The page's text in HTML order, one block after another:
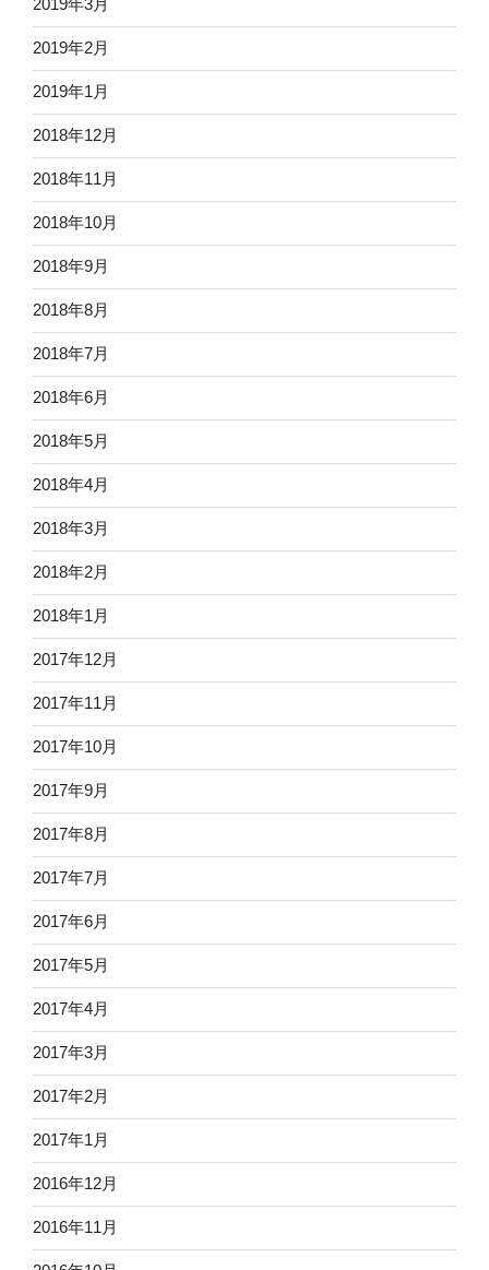
2019年3月
2019年2月
2019年1月
2018年12月
2018年11月
2018年10月
2018年9月
2018年8月
2018年7月
2018年6月
2018年5月
2018年4月
2018年3月
2018年2月
2018年1月
2017年12月
2017年11月
2017年10月
2017年9月
2017年8月
2017年7月
2017年6月
2017年5月
2017年4月
2017年3月
2017年2月
2017年1月
2016年12月
2016年11月